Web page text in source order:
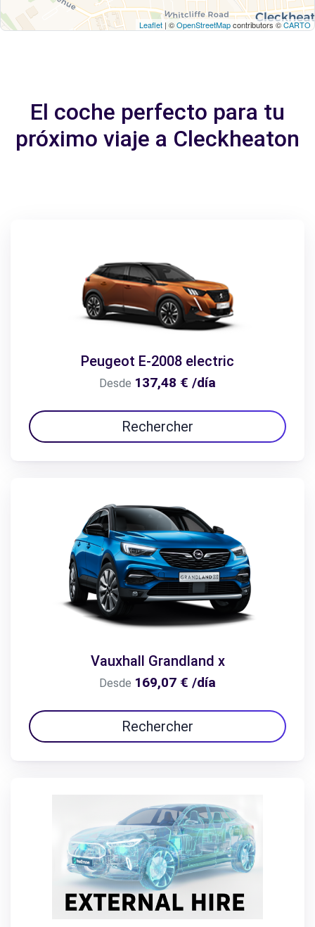
Leaflet | ©OpenStreetMapcontributors ©CARTO
El coche perfecto para tu
próximo viaje a Cleckheaton
Peugeot E-2008 electric
Desde 137,48 € /día
Rechercher
Vauxhall Grandland x
Desde 169,07 € /día
Rechercher